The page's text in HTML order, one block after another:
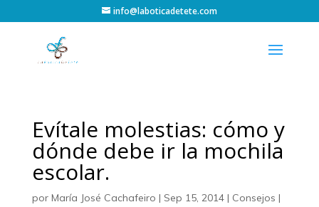
info@laboticadetete.com
Evítale molestias: cómo y
dónde debe ir la mochila
escolar.
por María José Cachafeiro | Sep 15, 2014| Consejos |